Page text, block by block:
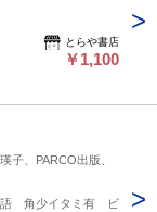
とらや書店
￥1,100
、PARCO出版、
語 角少イタミ有 ビ